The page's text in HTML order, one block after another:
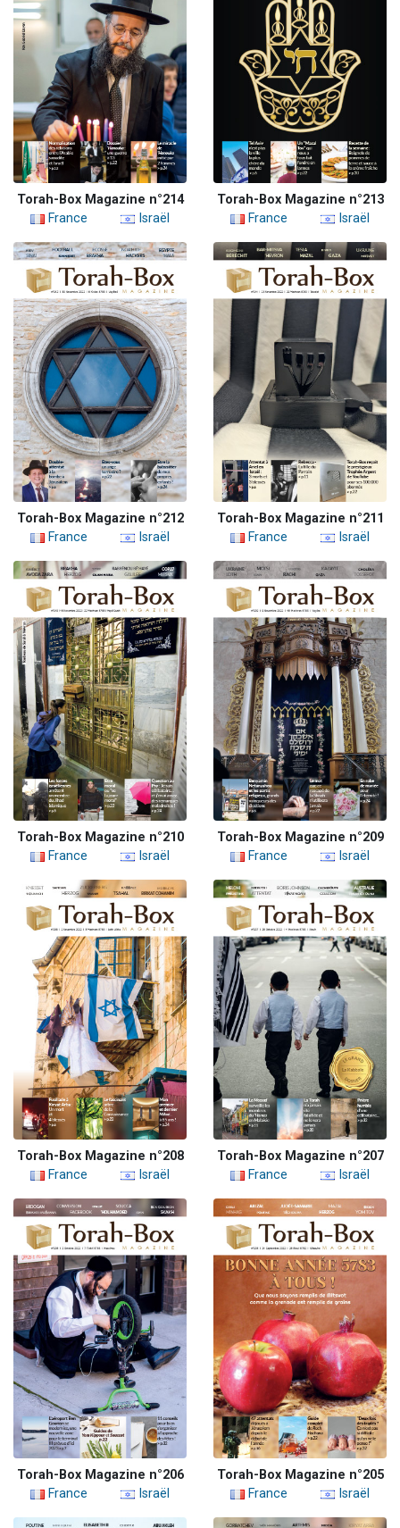
Torah-Box Magazine n°214
France
Israël
Torah-Box Magazine n°213
France
Israël
Torah-Box Magazine n°212
France
Israël
Torah-Box Magazine n°211
France
Israël
Torah-Box Magazine n°210
France
Israël
Torah-Box Magazine n°209
France
Israël
Torah-Box Magazine n°208
France
Israël
Torah-Box Magazine n°207
France
Israël
Torah-Box Magazine n°206
France
Israël
Torah-Box Magazine n°205
France
Israël